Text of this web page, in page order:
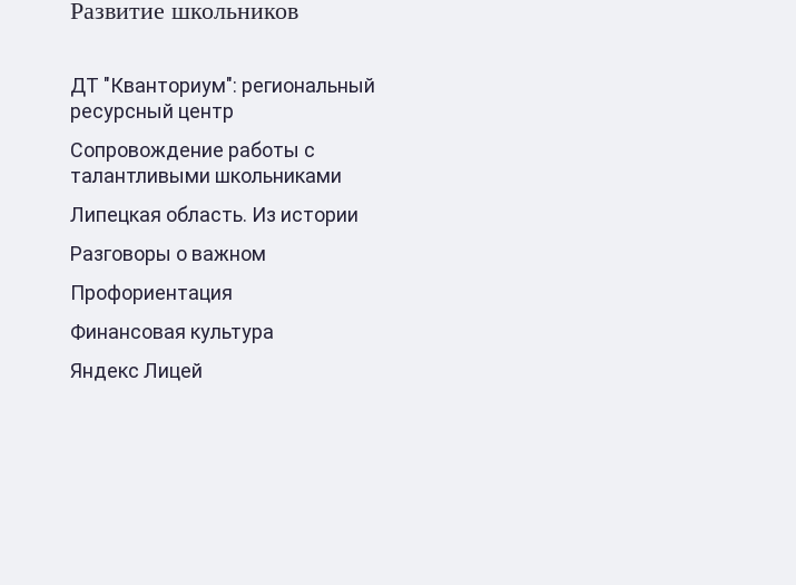
Развитие школьников
ДТ "Кванториум": региональный
ресурсный центр
Сопровождение работы с
талантливыми школьниками
Липецкая область. Из истории
Разговоры о важном
Профориентация
Финансовая культура
Яндекс Лицей